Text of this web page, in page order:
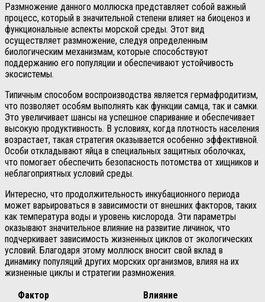
Размножение данного моллюска представляет собой важный
процесс, который в значительной степени влияет на биоценоз и
функциональные аспекты морской среды. Этот вид
осуществляет размножение, следуя определенным
биологическим механизмам, которые способствуют
поддержанию его популяции и обеспечивают устойчивость
экосистемы.
Типичным способом воспроизводства является гермафродитизм,
что позволяет особям выполнять как функции самца, так и самки.
Это увеличивает шансы на успешное спаривание и обеспечивает
высокую продуктивность. В условиях, когда плотность населения
возрастает, такая стратегия оказывается особенно эффективной.
Особи откладывают яйца в специальных защитных оболочках,
что помогает обеспечить безопасность потомства от хищников и
неблагоприятных условий среды.
Интересно, что продолжительность инкубационного периода
может варьироваться в зависимости от внешних факторов, таких
как температура воды и уровень кислорода. Эти параметры
оказывают значительное влияние на развитие личинок, что
подчеркивает зависимость жизненных циклов от экологических
условий. Благодаря этому моллюск вносит свой вклад в
динамику популяций других морских организмов, влияя на их
жизненные циклы и стратегии размножения.
Фактор
Влияние